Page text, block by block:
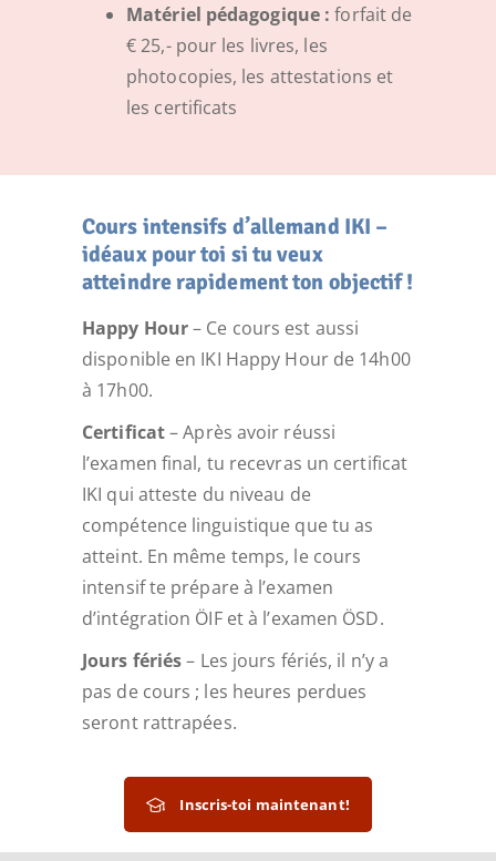
Matériel pédagogique : forfait de
€ 25,- pour les livres, les
photocopies, les attestations et
les certificats
Cours intensifs d’allemand IKI –
idéaux pour toi si tu veux
atteindre rapidement ton objectif !
Happy Hour– Ce cours est aussi
disponible en IKI Happy Hour de 14h00
à 17h00.
Certificat– Après avoir réussi
l’examen final, tu recevras un certificat
IKI qui atteste du niveau de
compétence linguistique que tu as
atteint. En même temps, le cours
intensif te prépare à l’examen
d’intégration ÖIF et à l’examen ÖSD.
Jours fériés– Les jours fériés, il n’y a
pas de cours ; les heures perdues
seront rattrapées.
Inscris-toi maintenant!